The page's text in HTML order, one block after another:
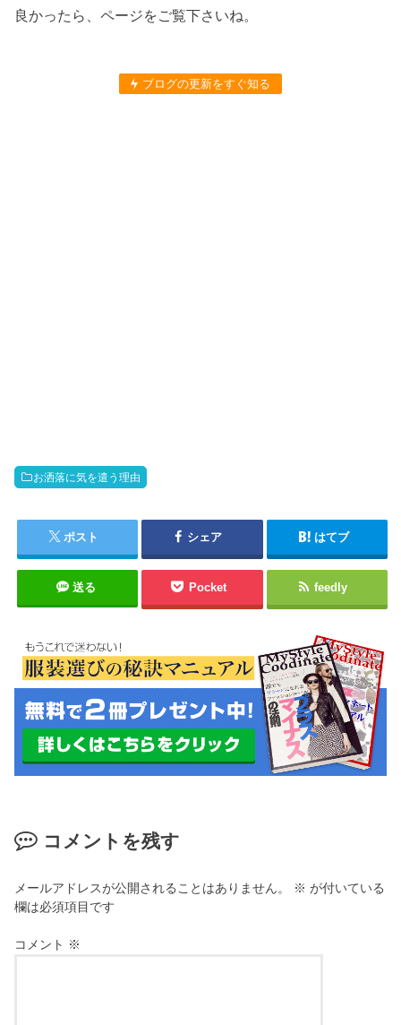
良かったら、ページをご覧下さいね。
ブログの更新をすぐ知る
お洒落に気を遣う理由
ポスト シェア はてブ
送る Pocket feedly
コメントを残す
メールアドレスが公開されることはありません。 ※ が付いている
欄は必須項目です
コメント ※